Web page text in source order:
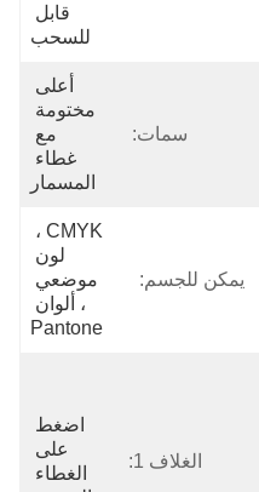
قابل
للسحب
سمات:
أعلى
مختومة
مع
غطاء
المسمار
يمكن للجسم:
CMYK ،
لون
موضعي
، ألوان
Pantone
الغلاف 1:
اضغط
على
الغطاء